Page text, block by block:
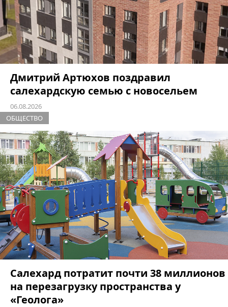
Дмитрий Артюхов поздравил
салехардскую семью с новосельем
06.08.2026
ОБЩЕСТВО
Салехард потратит почти 38 миллионов
на перезагрузку пространства у
«Геолога»